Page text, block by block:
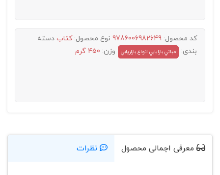
کد محصول: 9786006982649 نوع محصول:کتاب دسته
بندی:
مباتي بازايابي انواع بازاريابي وزن: 450 گرم
معرفی اجمالی محصول نظرات